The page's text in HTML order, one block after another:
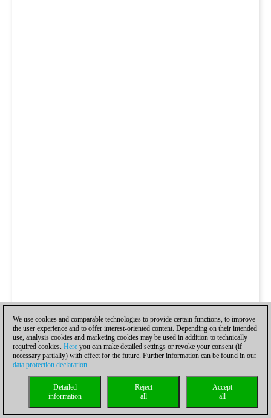
We use cookies and comparable technologies to provide certain functions, to improve
the user experience and to offer interest-oriented content. Depending on their intended
use, analysis cookies and marketing cookies may be used in addition to technically
required cookies. Here you can make detailed settings or revoke your consent (if
necessary partially) with effect for the future. Further information can be found in our
data protection declaration.
Accept
all
Reject
all
Detailed
information